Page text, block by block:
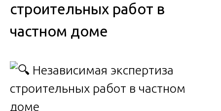
строительных работ в
частном доме